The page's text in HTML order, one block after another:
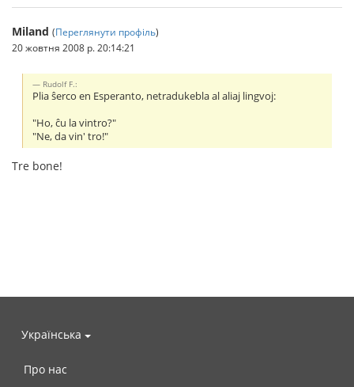
Miland (Переглянути профіль)
20 жовтня 2008 р. 20:14:21
Rudolf F.:
Plia ŝerco en Esperanto, netradukebla al aliaj lingvoj:
"Ho, ĉu la vintro?"
"Ne, da vin' tro!"
Tre bone!
Українська
Про нас